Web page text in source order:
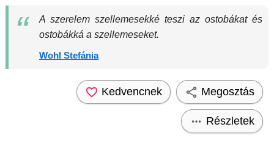
A szerelem szellemesekké teszi az ostobákat és
ostobákká a szellemeseket.
Wohl Stefánia
Kedvencnek Megosztás
Részletek